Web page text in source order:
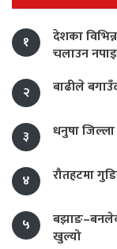
१
देशका
चलाउन
२
बाढीले
३ धनुषा जिल्ला
४ रौतहटमा
५
खुल्यो